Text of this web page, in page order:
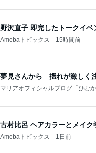
野沢直子 即完したトークイベ
Amebaトピックス 15時間前
夢見さんから 揺れが激しく注
マリアオフィシャルブログ「ひむ
古村比呂 ヘアカラーとメイク
Amebaトピックス 1日前